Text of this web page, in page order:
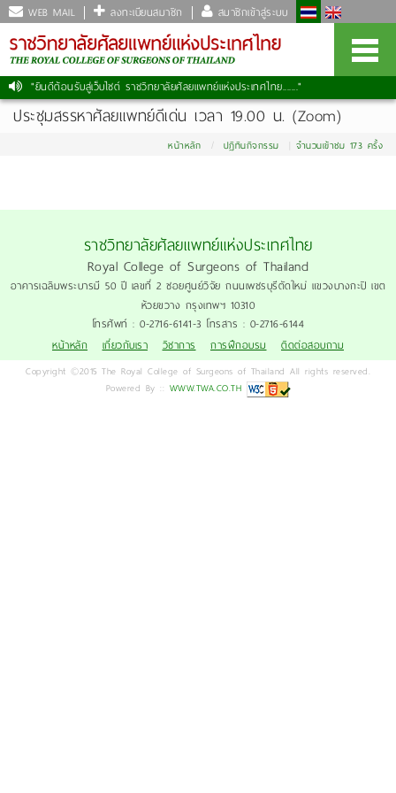
WEB MAIL ลงทะเบียนสมาชิก สมาชิกเข้าสู่ระบบ
"ยินดีต้อนรับสู่เว็บไซต์ ราชวิทยาลัยศัลยแพทย์แห่งประเทศไทย......."
ประชุมสรรหาศัลยแพทย์ดีเด่น เวลา 19.00 น. (Zoom)
หน้าหลัก ปฏิทินกิจกรรม จำนวนเข้าชม 173 ครั้ง
ราชวิทยาลัยศัลยแพทย์แห่งประเทศไทย
Royal College of Surgeons of Thailand
อาคารเฉลิมพระบารมี 50 ปี เลขที่ 2 ซอยศูนย์วิจัย ถนนเพชรบุรีตัดใหม่ แขวงบางกะปิ เขต
ห้วยขวาง กรุงเทพฯ 10310
โทรศัพท์ : 0-2716-6141-3 โทรสาร : 0-2716-6144
หน้าหลัก
เกี่ยวกับเรา วิชาการ การฝึกอบรม ติดต่อสอบถาม
Copyright ©2015 The Royal College of Surgeons of Thailand All rights reserved.
Powered By :: WWW.TWA.CO.TH